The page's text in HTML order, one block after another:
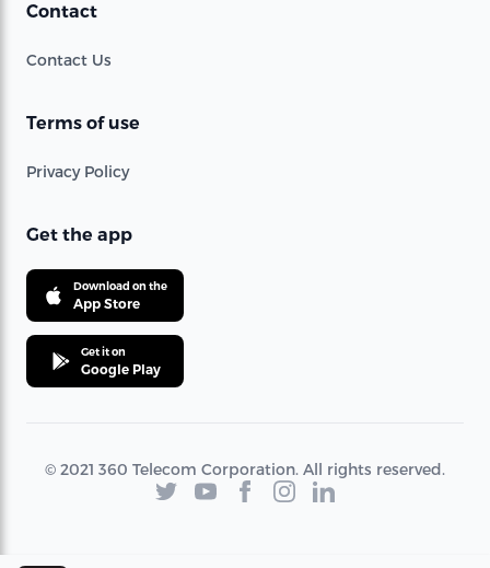
Contact
Contact Us
Terms of use
Privacy Policy
Get the app
Download on the
App Store
Get it on
Google Play
© 2021 360 Telecom Corporation. All rights reserved.